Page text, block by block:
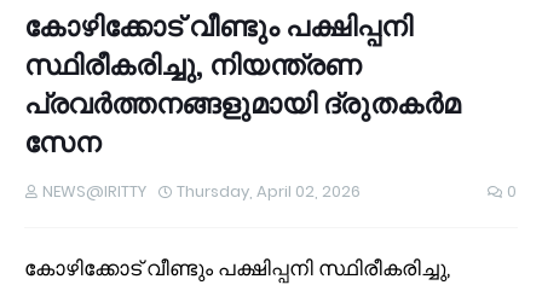
കോഴിക്കോട് വീണ്ടും പക്ഷിപ്പനി
സ്ഥിരീകരിച്ചു, നിയന്ത്രണ
പ്രവര്‍ത്തനങ്ങളുമായി ദ്രുതകര്‍മ
സേന
NEWS@IRITTY Thursday, April 02, 2026 0
കോഴിക്കോട് വീണ്ടും പക്ഷിപ്പനി സ്ഥിരീകരിച്ചു,